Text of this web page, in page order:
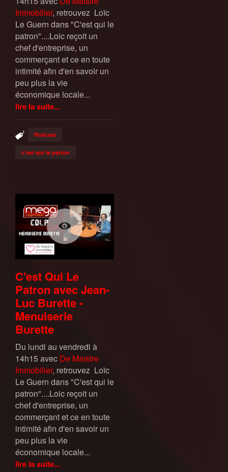
Immobilier, retrouvez Loïc
Le Guern dans "C'est qui le
patron"....Loic reçoit un
chef d'entreprise, un
commerçant et ce en toute
intimité afin d'en savoir un
peu plus la vie
économique locale...
lire la suite...
Podcast
c'est qui le patron
C'est Qui Le
Patron avec Jean-
Luc Burette -
Menuiserie
Burette
Du lundi au vendredi à
14h15 avec De Maistre
Immobilier, retrouvez Loïc
Le Guern dans "C'est qui le
patron"....Loic reçoit un
chef d'entreprise, un
commerçant et ce en toute
intimité afin d'en savoir un
peu plus la vie
économique locale...
lire la suite...